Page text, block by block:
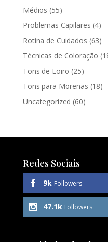
Médios (55)
Problemas Capilares (4)
Rotina de Cuidados (63)
Técnicas de Coloração
Tons de Loiro (25)
Tons para Morenas (18)
Uncategorized (60)
Redes Sociais
9k Followers
47.1k Followers